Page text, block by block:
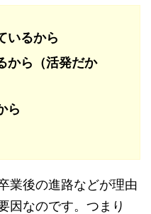
いるから
から（活発だか
ら
業後の進路などが理由
因なのです。つまり